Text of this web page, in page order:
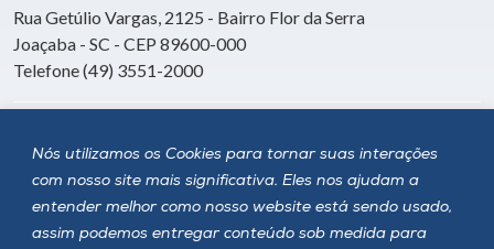
Nós utilizamos os Cookies para tornar suas interações
com nosso site mais significativa. Eles nos ajudam a
entender melhor como nosso website está sendo usado,
assim podemos entregar conteúdo sob medida para
Rua Getúlio Vargas, 2125 - Bairro Flor da Serra
Joaçaba - SC - CEP 89600-000
Telefone (49) 3551-2000
Siga a Unoesc